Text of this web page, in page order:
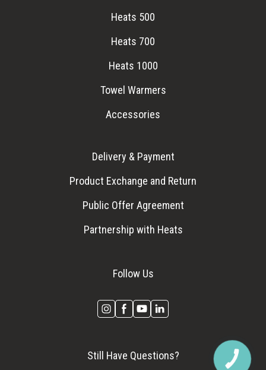
Heats 500
Heats 700
Heats 1000
Towel Warmers
Accessories
Delivery & Payment
Product Exchange and Return
Public Offer Agreement
Partnership with Heats
Follow Us
Still Have Questions?
КНОПКА
ЗВ'ЯЗКУ